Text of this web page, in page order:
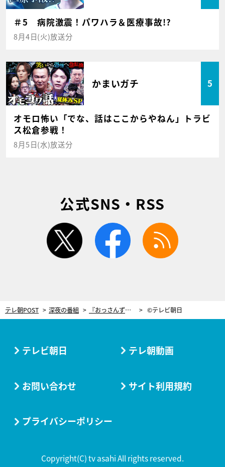
＃5 病院激震！パワハラ＆医療事故!?
8月4日(火)放送分
かまいガチ 5
オモロ怖い「でな、話はここからやねん」トラビ
ス松倉参戦！
8月5日(水)放送分
公式SNS・RSS
twitter facebook
テレ朝POST 深夜の番組 『おっさんずラブ-in the sky-』第2話、恋の滑走路が大渋滞！空港の中心で愛をさけぶ ©テレビ朝日
テレビ朝日 テレ朝動画
お問い合わせ サイト利用規約
プライバシーポリシー
Copyright(C) tv asahi All rights reserved.